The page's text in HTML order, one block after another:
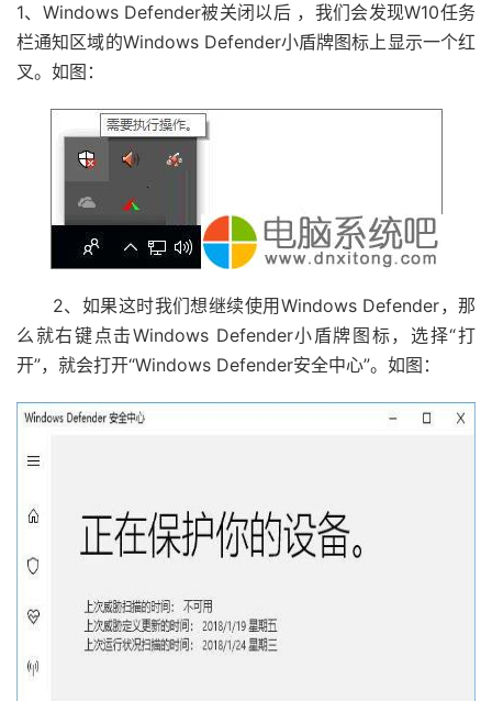
1、Windows Defender被关闭以后 ，我们会发现W10任务
栏通知区域的Windows Defender小盾牌图标上显示一个红
叉。如图：
2、如果这时我们想继续使用Windows Defender，那
么就右键点击Windows Defender小盾牌图标，选择“打
开”，就会打开“Windows Defender安全中心”。如图：